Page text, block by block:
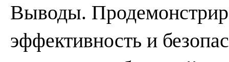
Выводы.
эффективность и